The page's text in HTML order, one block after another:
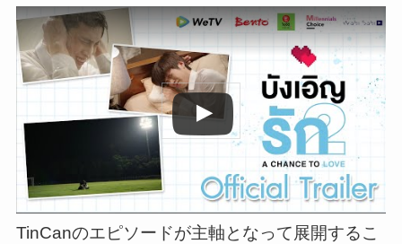
この動画を YouTube で視聴
TinCanのエピソードが主軸となって展開するこ